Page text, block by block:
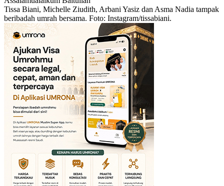
Tissa Biani, Michelle Ziudith, Arbani Yasiz dan Asma Nadia tampak
beribadah umrah bersama. Foto: Instagram/tissabiani.